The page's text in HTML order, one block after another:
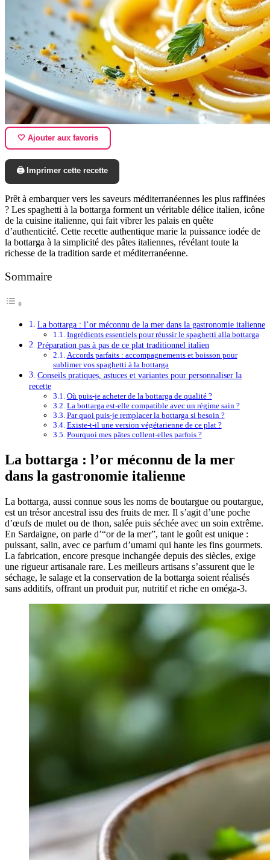
🤍 Ajouter aux favoris
🖨️ Imprimer cette recette
Prêt à embarquer vers les saveurs méditerranéennes les plus raffinées
? Les spaghetti à la bottarga forment un véritable délice italien, icône
de la cuisine italienne, qui fait vibrer les palais en quête
d’authenticité. Cette recette authentique marie la puissance iodée de
la bottarga à la simplicité des pâtes italiennes, révélant toute la
richesse de la tradition sarde et méditerranéenne.
Sommaire
La bottarga : l’or méconnu de la mer dans la gastronomie italienne
Ingrédients essentiels pour réussir le spaghetti alla bottarga
Préparation pas à pas de ce plat traditionnel italien
Accords parfaits : accompagnements et boisson pour
sublimer vos spaghetti à la bottarga
Conseils pratiques, astuces et variantes pour personnaliser la
recette
Où puis-je acheter de la bottarga de qualité ?
La bottarga est-elle compatible avec un régime sain ?
Par quoi puis-je remplacer la bottarga si besoin ?
Existe-t-il une version végétarienne de ce plat ?
Pourquoi mes pâtes collent-elles parfois ?
La bottarga : l’or méconnu de la mer
dans la gastronomie italienne
La bottarga, aussi connue sous les noms de boutargue ou poutargue,
est un trésor ancestral issu des fruits de mer. Il s’agit d’une poche
d’œufs de mulet ou de thon, salée puis séchée avec un soin extrême.
En Sardaigne, on parle d’“or de la mer”, tant le goût est unique :
puissant, salin, avec ce parfum d’umami qui hante les fins gourmets.
La fabrication, encore presque inchangée depuis des siècles, exige
une rigueur artisanale rare. Les meilleurs artisans s’assurent que le
séchage, le salage et la conservation de la bottarga soient réalisés
sans additifs, offrant un produit pur, nutritif et riche en oméga-3.